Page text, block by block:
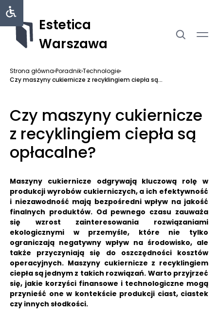
Estetica
Warszawa
Strona główna›Poradnik›Technologie›
Czy maszyny cukiernicze z recyklingiem ciepła są...
Czy maszyny cukiernicze
z recyklingiem ciepła są
opłacalne?
Maszyny cukiernicze odgrywają kluczową rolę w
produkcji wyrobów cukierniczych, a ich efektywność
i niezawodność mają bezpośredni wpływ na jakość
finalnych produktów.Od pewnego czasu zauważa
się wzrost zainteresowania rozwiązaniami
ekologicznymi w przemyśle, które nie tylko
ograniczają negatywny wpływ na środowisko, ale
także przyczyniają się do oszczędności kosztów
operacyjnych. Maszyny cukiernicze z recyklingiem
ciepła są jednym z takich rozwiązań. Warto przyjrzeć
się, jakie korzyści finansowe i technologiczne mogą
przynieść one w kontekście produkcji ciast, ciastek
czy innych słodkości.